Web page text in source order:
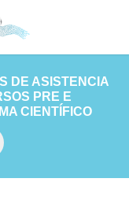
DE ASISTENCIA
PRE E
CIENTÍFICO